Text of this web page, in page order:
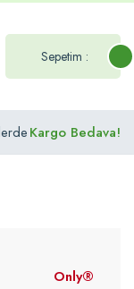
Sepetim :
Kargo Bedava!
Only®